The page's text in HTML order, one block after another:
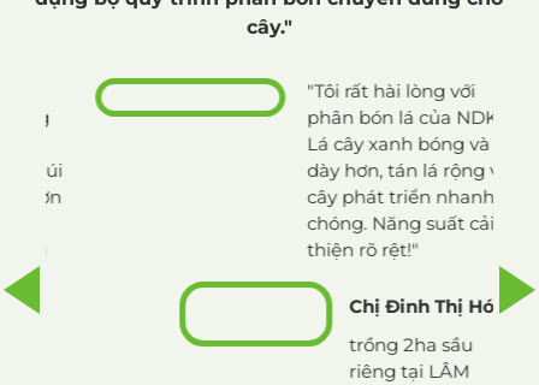
cây."
"Tôi rất hài lòng với
phân bón lá của NDK.
Lá cây xanh bóng và
dày hơn, tán lá rộng và
cây phát triển nhanh
chóng. Năng suất cải
thiện rõ rệt!"
Chị Đinh Thị Hóa
trồng 2ha sầu
riêng tại LÂM